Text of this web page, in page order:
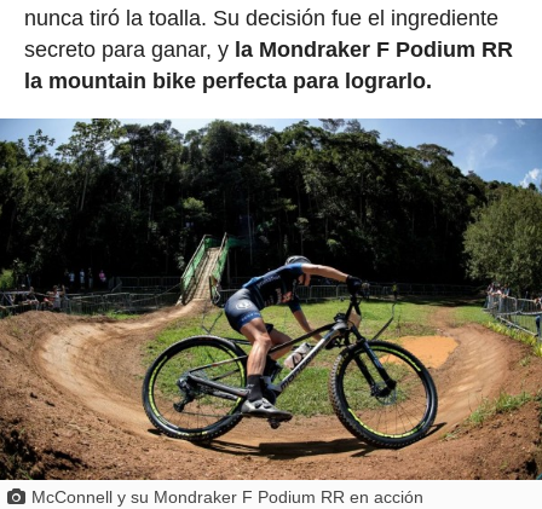
nunca tiró la toalla. Su decisión fue el ingrediente
secreto para ganar, y la Mondraker F Podium RR
la mountain bike perfecta para lograrlo.
McConnell y su Mondraker F Podium RR en acción